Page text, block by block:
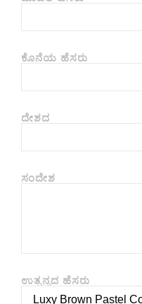
ಕೊನೆಯ ಹೆಸರು
ದೇಶದ
ಸಂದೇಶ
ಉತ್ಪನ್ನದ ಹೆಸರು